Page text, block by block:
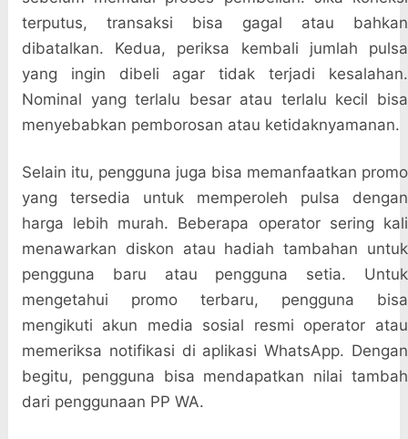
terputus, transaksi bisa gagal atau bahkan
dibatalkan. Kedua, periksa kembali jumlah pulsa
yang ingin dibeli agar tidak terjadi kesalahan.
Nominal yang terlalu besar atau terlalu kecil bisa
menyebabkan pemborosan atau ketidaknyamanan.
Selain itu, pengguna juga bisa memanfaatkan promo
yang tersedia untuk memperoleh pulsa dengan
harga lebih murah. Beberapa operator sering kali
menawarkan diskon atau hadiah tambahan untuk
pengguna baru atau pengguna setia. Untuk
mengetahui promo terbaru, pengguna bisa
mengikuti akun media sosial resmi operator atau
memeriksa notifikasi di aplikasi WhatsApp. Dengan
begitu, pengguna bisa mendapatkan nilai tambah
dari penggunaan PP WA.